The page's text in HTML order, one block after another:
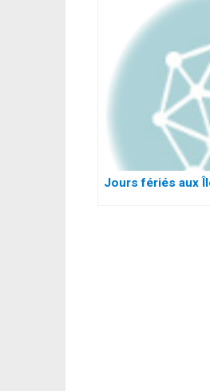
Jours fériés aux